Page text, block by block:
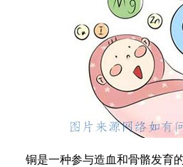
铜是一种参与造血和骨骼发育